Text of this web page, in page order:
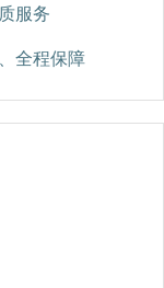
服务
全程保障